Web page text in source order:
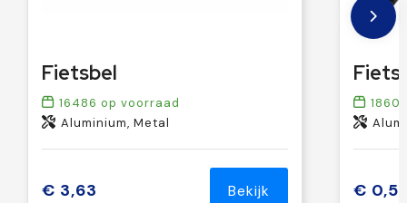
Fietsbel
16486 op voorraad
Aluminium, Metal
€ 3,63 Bekijk
1860
€